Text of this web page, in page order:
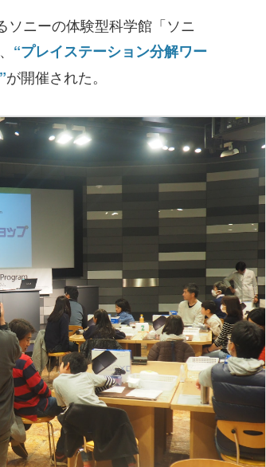
ニーの体験型科学館「ソニ
“プレイステーション分解ワー
が開催された。